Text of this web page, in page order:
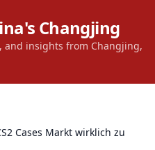
Changjing
and insights from Changjing,
Cases Markt wirklich zu